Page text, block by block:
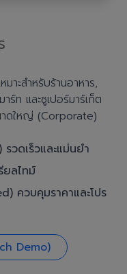
หมาะสำหรับร้านอาหาร,
ร์ท และซูเปอร์มาร์เก็ต
าดใหญ่ (Corporate)
วดเร็วและแม่นยำ
ยลไทม์
ควบคุมราคาและโปร
Demo)